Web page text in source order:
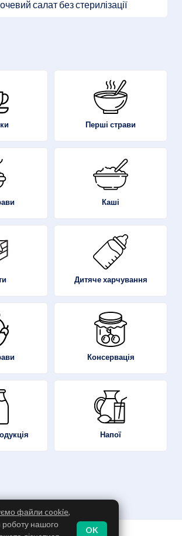
салат без стерилізації
Перші страви
Каші
Дитяче харчування
Консервація
Напої
Політика конфіденційності
файли cookie,
нашого
OK